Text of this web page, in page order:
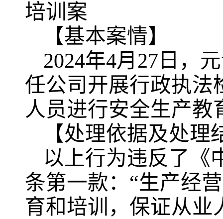
培训案
【基本案情】
2024年4月27日，
任公司开展行政执法
人员进行安全生产
【处理依据及处理
以上行为违反了《
条第一款：“生产经
育和培训，保证从业